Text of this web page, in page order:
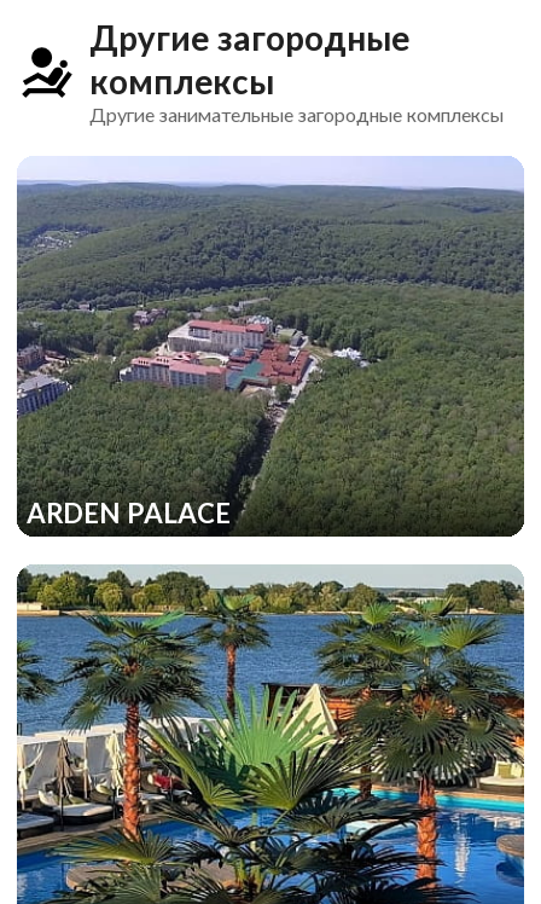
Другие загородные
комплексы
Другие занимательные загородные комплексы
ARDEN PALACE